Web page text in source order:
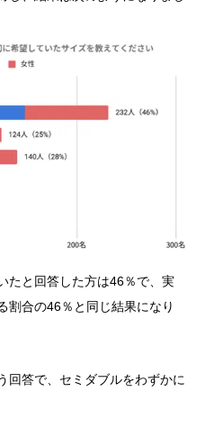
たと回答した方は46％で、実
割合の46％と同じ結果になり
回答で、セミダブルをわずかに